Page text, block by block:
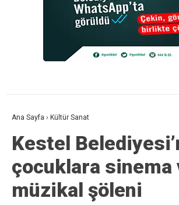
Ana Sayfa › Kültür Sanat
Kestel
çocuklara sinema
müzikal şöleni